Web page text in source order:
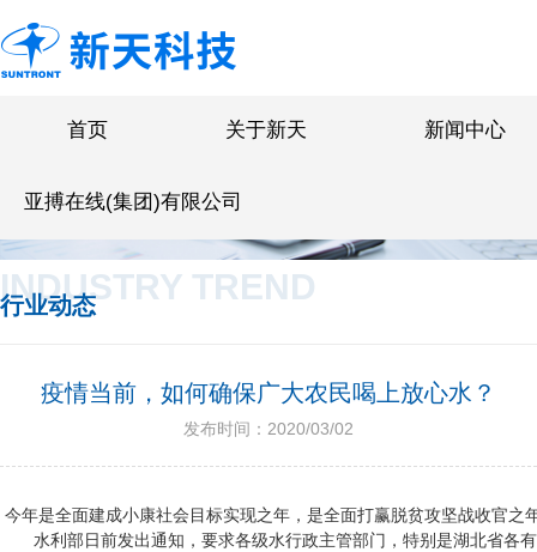
首页 关于新天 新闻中心
亚搏在线(集团)有限公司
INDUSTRY TREND
行业动态
疫情当前，如何确保广大农民喝上放心水？
发布时间：2020/03/02
今年是全面建成小康社会目标实现之年，是全面打赢脱贫攻坚战收官
水利部日前发出通知，要求各级水行政主管部门，特别是湖北省各